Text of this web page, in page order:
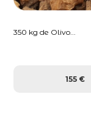
350 kg de Olivo...
155 €